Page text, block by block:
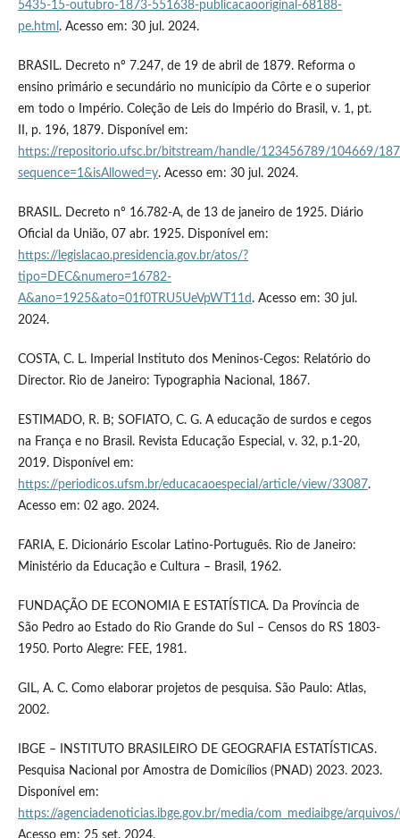
5435-15-outubro-1873-551638-publicacaooriginal-68188-
pe.html . Acesso em: 30 jul. 2024.
BRASIL. Decreto nº 7.247, de 19 de abril de 1879. Reforma o
ensino primário e secundário no município da Côrte e o superior
em todo o Império. Coleção de Leis do Império do Brasil, v. 1, pt.
II, p. 196, 1879. Disponível em:
https://repositorio.ufsc.br/bitstream/handle/123456789/104669/
sequence=1&isAllowed=y. Acesso em: 30 jul. 2024.
BRASIL. Decreto nº 16.782-A, de 13 de janeiro de 1925. Diário
Oficial da União, 07 abr. 1925. Disponível em:
https://legislacao.presidencia.gov.br/atos/?
tipo=DEC&numero=16782-
A&ano=1925&ato=01f0TRU5UeVpWT11d . Acesso em: 30 jul.
2024.
COSTA, C. L. Imperial Instituto dos Meninos-Cegos: Relatório do
Director. Rio de Janeiro: Typographia Nacional, 1867.
ESTIMADO, R. B; SOFIATO, C. G. A educação de surdos e cegos
na França e no Brasil. Revista Educação Especial, v. 32, p.1-20,
2019. Disponível em:
https://periodicos.ufsm.br/educacaoespecial/article/view/33087.
Acesso em: 02 ago. 2024.
FARIA, E. Dicionário Escolar Latino-Português. Rio de Janeiro:
Ministério da Educação e Cultura – Brasil, 1962.
FUNDAÇÃO DE ECONOMIA E ESTATÍSTICA. Da Província de
São Pedro ao Estado do Rio Grande do Sul – Censos do RS 1803-
1950. Porto Alegre: FEE, 1981.
GIL, A. C. Como elaborar projetos de pesquisa. São Paulo: Atlas,
2002.
IBGE – INSTITUTO BRASILEIRO DE GEOGRAFIA ESTATÍSTICAS.
Pesquisa Nacional por Amostra de Domicílios (PNAD) 2023. 2023.
Disponível em:
https://agenciadenoticias.ibge.gov.br/media/com_mediaibge/